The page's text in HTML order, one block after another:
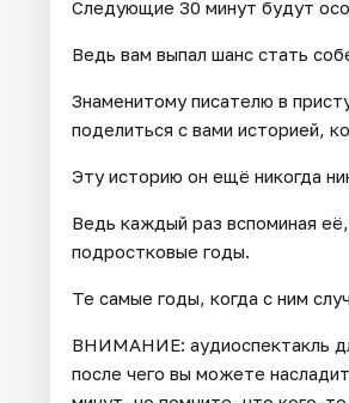
Следующие 30 минут будут
Ведь вам выпал шанс стать
Знаменитому писателю в
поделиться с вами историей,
Эту историю он ещё никогда
Ведь каждый раз вспоминая
подростковые годы.
Те самые годы, когда с ним
ВНИМАНИЕ: аудиоспектакль
после чего вы можете